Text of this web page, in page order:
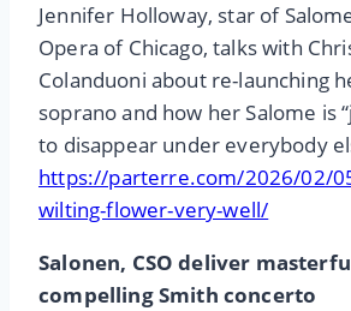
Jennifer Holloway, star of
Opera of Chicago, talks with
Colanduoni about re-launching
soprano and how her Salome is
to disappear under everybody
https://parterre.com/2026/02/
wilting-flower-very-well/
Salonen, CSO deliver
compelling Smith concerto